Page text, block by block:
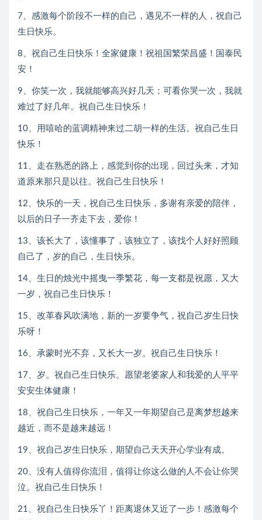
7、感激每个阶段不一样的自己，遇见不一样的人，祝自己
生日快乐。
8、祝自己生日快乐！全家健康！祝祖国繁荣昌盛！国泰民
安！
9、你笑一次，我就能够高兴好几天；可看你哭一次，我就
难过了好几年。祝自己生日快乐！
10、用嘻哈的蓝调精神来过二胡一样的生活。祝自己生日
快乐！
11、走在熟悉的路上，感觉到你的出现，回过头来，才知
道原来那只是以往。祝自己生日快乐！
12、快乐的一天，祝自己生日快乐，多谢有亲爱的陪伴，
以后的日子一齐走下去，爱你！
13、该长大了，该懂事了，该独立了，该找个人好好照顾
自己了，岁的自己，生日快乐。
14、生日的烛光中摇曳一季繁花，每一支都是祝愿，又大
一岁，祝自己生日快乐！
15、改革春风吹满地，新的一岁要争气，祝自己岁生日快
乐呀！
16、承蒙时光不弃，又长大一岁。祝自己生日快乐！
17、岁。祝自己生日快乐。愿望老婆家人和我爱的人平平
安安生体健康！
18、祝自己生日快乐，一年又一年期望自己是离梦想越来
越近，而不是越来越远！
19、祝自己岁生日快乐，期望自己天天开心学业有成。
20、没有人值得你流泪，值得让你这么做的人不会让你哭
泣。祝自己生日快乐！
21、祝自己生日快乐丫！距离退休又近了一步！感激每个